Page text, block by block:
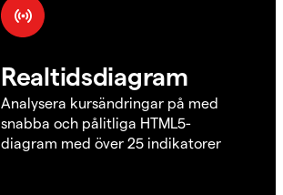
Realtidsdiagram
Analysera kursändringar på med
snabba och pålitliga HTML5-
diagram med över 25 indikatorer